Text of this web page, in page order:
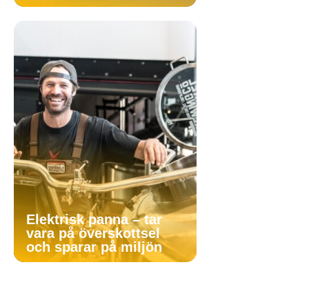
Elektrisk panna – tar
vara på överskottsel
och sparar på miljön